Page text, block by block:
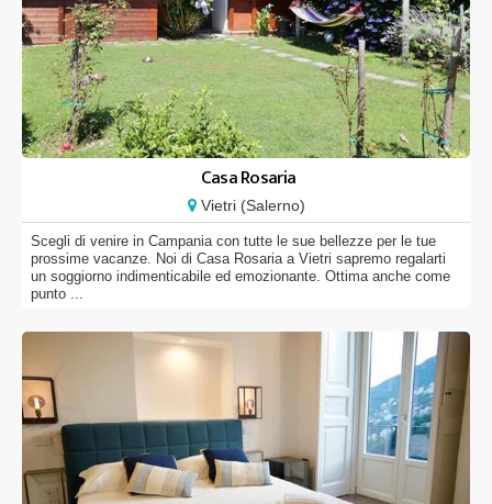
Casa Rosaria
Vietri (Salerno)
Scegli di venire in Campania con tutte le sue bellezze per le tue
prossime vacanze. Noi di Casa Rosaria a Vietri sapremo regalarti
un soggiorno indimenticabile ed emozionante. Ottima anche come
punto ...